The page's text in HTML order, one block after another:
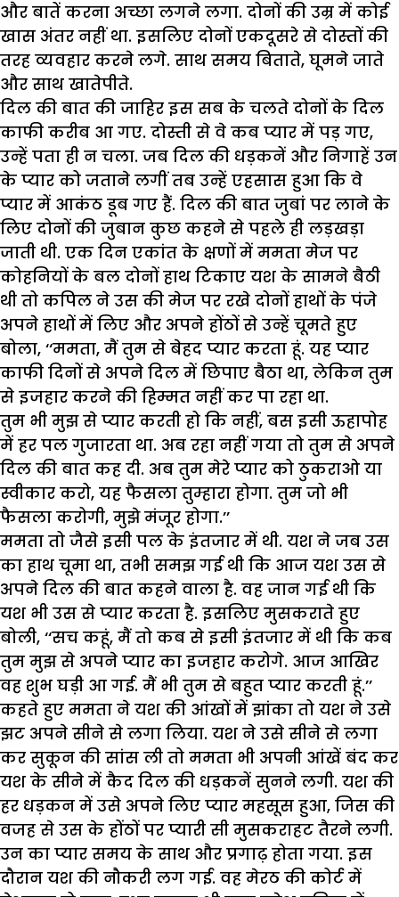
और बातें करना अच्छा लगने लगा. दोनों की उम्र में कोई
खास अंतर नहीं था. इसलिए दोनों एकदूसरे से दोस्तों की
तरह व्यवहार करने लगे. साथ समय बिताते, घूमने जाते
और साथ खातेपीते.
दिल की बात की जाहिर इस सब के चलते दोनों के दिल
काफी करीब आ गए. दोस्ती से वे कब प्यार में पड़ गए,
उन्हें पता ही न चला. जब दिल की धड़कनें और निगाहें उन
के प्यार को जताने लगीं तब उन्हें एहसास हुआ कि वे
प्यार में आकंठ डूब गए हैं. दिल की बात जुबां पर लाने के
लिए दोनों की जुबान कुछ कहने से पहले ही लड़खड़ा
जाती थी. एक दिन एकांत के क्षणों में ममता मेज पर
कोहनियों के बल दोनों हाथ टिकाए यश के सामने बैठी
थी तो कपिल ने उस की मेज पर रखे दोनों हाथों के पंजे
अपने हाथों में लिए और अपने होंठों से उन्हें चूमते हुए
बोला, ‘‘ममता, मैं तुम से बेहद प्यार करता हूं. यह प्यार
काफी दिनों से अपने दिल में छिपाए बैठा था, लेकिन तुम
से इजहार करने की हिम्मत नहीं कर पा रहा था.
तुम भी मुझ से प्यार करती हो कि नहीं, बस इसी ऊहापोह
में हर पल गुजारता था. अब रहा नहीं गया तो तुम से अपने
दिल की बात कह दी. अब तुम मेरे प्यार को ठुकराओ या
स्वीकार करो, यह फैसला तुम्हारा होगा. तुम जो भी
फैसला करोगी, मुझे मंजूर होगा.’’
ममता तो जैसे इसी पल के इंतजार में थी. यश ने जब उस
का हाथ चूमा था, तभी समझ गई थी कि आज यश उस से
अपने दिल की बात कहने वाला है. वह जान गई थी कि
यश भी उस से प्यार करता है. इसलिए मुसकराते हुए
बोली, ‘‘सच कहूं, मैं तो कब से इसी इंतजार में थी कि कब
तुम मुझ से अपने प्यार का इजहार करोगे. आज आखिर
वह शुभ घड़ी आ गई. मैं भी तुम से बहुत प्यार करती हूं.’’
कहते हुए ममता ने यश की आंखों में झांका तो यश ने उसे
झट अपने सीने से लगा लिया. यश ने उसे सीने से लगा
कर सुकून की सांस ली तो ममता भी अपनी आंखें बंद कर
यश के सीने में कैद दिल की धड़कनें सुनने लगी. यश की
हर धड़कन में उसे अपने लिए प्यार महसूस हुआ, जिस की
वजह से उस के होंठों पर प्यारी सी मुसकराहट तैरने लगी.
उन का प्यार समय के साथ और प्रगाढ़ होता गया. इस
दौरान यश की नौकरी लग गई. वह मेरठ की कोर्ट में